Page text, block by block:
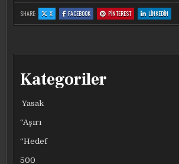
SHARE: X:
MEĞER
BOŞUNA
ÇOK
FACEBOOK:
MEĞER
BOŞUNA
ÇOK
OLMUYOR
PINTEREST:
MEĞER
BOŞUNA
ÇOK
LINKEDIN
MEĞER
ÇOK
Kategoriler
Yasak
“Aşırı
“Hedef
500